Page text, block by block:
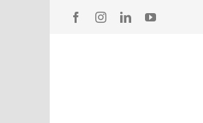
FACEBOOK
INSTAGRAM
LINKEDIN